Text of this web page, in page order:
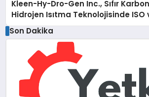
Kleen-Hy-Dro-Gen Inc., Sıfır
Hidrojen Isıtma Teknolojisinde ISO
Düzenleyici Onaylarını Aldı
Son Dakika